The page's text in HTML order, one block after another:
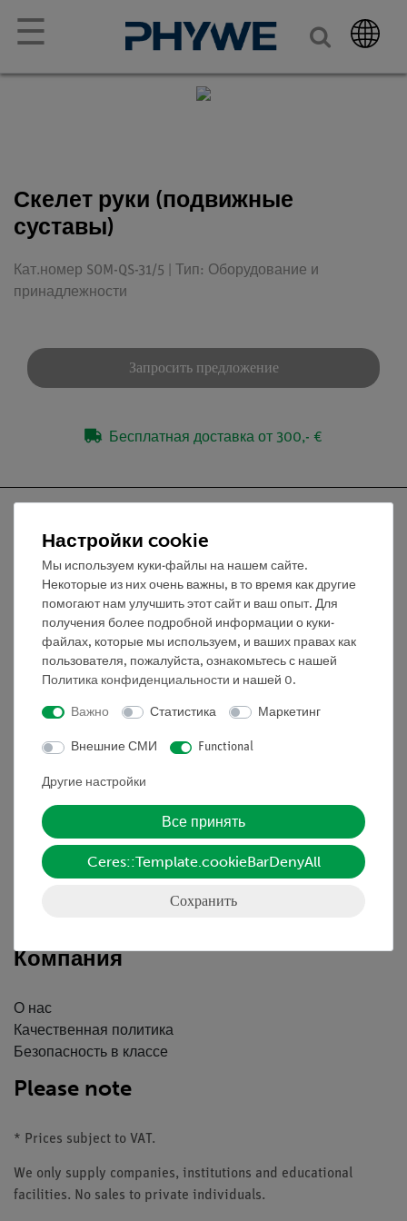
☰
Скелет руки (подвижные
суставы)
Кат.номер SOM-QS-31/5 | Тип: Оборудование и
принадлежности
Запросить предложение
Бесплатная доставка от 300,- €
Nach oben
Информация
Контактное лицо
Условия сотрудничества
Вводные данные
Обслуживание
Краткий обзор услуг
Скачать
Каталоги
Компания
О нас
Качественная политика
Безопасность в классе
Please note
* Prices subject to VAT.
We only supply companies, institutions and educational
facilities. No sales to private individuals.
Настройки cookie
Мы используем куки-файлы на нашем сайте.
Некоторые из них очень важны, в то время как другие
помогают нам улучшить этот сайт и ваш опыт. Для
получения более подробной информации о куки-
файлах, которые мы используем, и ваших правах как
пользователя, пожалуйста, ознакомьтесь с нашей
Политика конфиденциальности и нашей 0.
Важно Статистика Маркетинг
Внешние СМИ Functional
Другие настройки
Все принять
Ceres::Template.cookieBarDenyAll
Сохранить